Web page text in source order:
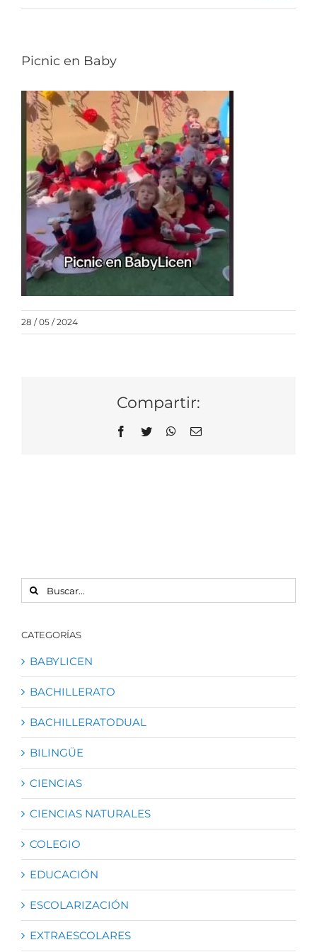
Picnic en Baby
28 / 05 / 2024
Compartir:
Facebook
Twitter WhatsApp
Correo
BUSCAR:
CATEGORÍAS
BABYLICEN
BACHILLERATO
BACHILLERATODUAL
BILINGÜE
CIENCIAS
CIENCIAS NATURALES
COLEGIO
EDUCACIÓN
ESCOLARIZACIÓN
EXTRAESCOLARES